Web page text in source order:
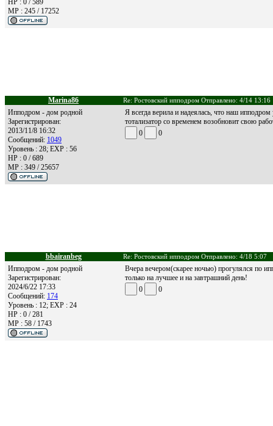
MP : 245 / 17252
Marina86 Re: Ростовский ипподром Отправлено: 4/14 13:16
Ипподром - дом родной
Зарегистрирован:
2013/11/8 16:32
Сообщений: 1049
Уровень : 28; EXP : 56
HP : 0 / 689
MP : 349 / 25657
Я всегда верила и надеялась, что наш
тотализатор со временем возобновит свою
0
0
bbairanbeg Re: Ростовский ипподром Отправлено: 4/18 5:07
Ипподром - дом родной
Зарегистрирован:
2024/6/22 17:33
Сообщений: 174
Уровень : 12; EXP : 24
HP : 0 / 281
MP : 58 / 1743
Вчера вечером(скарее ночью) прогулялся по
только на лучшее и на завтрашний день!
0
0